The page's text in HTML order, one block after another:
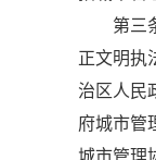
第三条
正文明
治区人民
府城市
城市管理